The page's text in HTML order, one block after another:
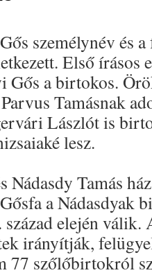
személynév és
Első írásos
Gős a birtokos.
Tamásnak
Lászlót is
lesz.
Nádasdy Tamás
a Nádasdyak
elején válik.
irányítják,
77 szőlőbirtokról